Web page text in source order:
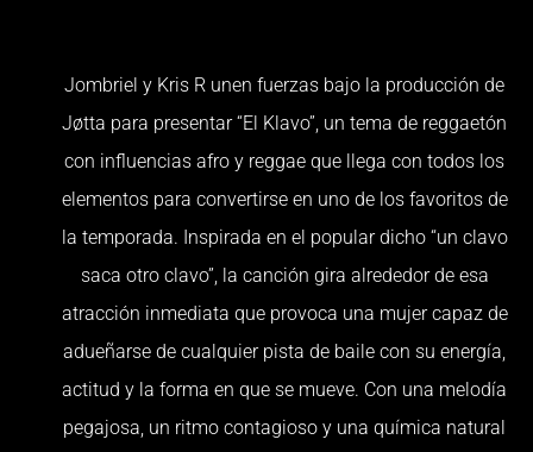
Jombriel y Kris R unen fuerzas bajo la producción de
Jøtta para presentar “El Klavo”, un tema de reggaetón
con influencias afro y reggae que llega con todos los
elementos para convertirse en uno de los favoritos de
la temporada. Inspirada en el popular dicho “un clavo
saca otro clavo”, la canción gira alrededor de esa
atracción inmediata que provoca una mujer capaz de
adueñarse de cualquier pista de baile con su energía,
actitud y la forma en que se mueve. Con una melodía
pegajosa, un ritmo contagioso y una química natural